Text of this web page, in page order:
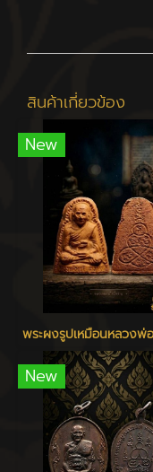
สินค้าเกี่ยวข้อง
New
New